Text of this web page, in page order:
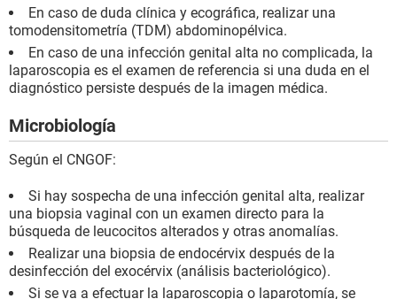
En caso de duda clínica y ecográfica, realizar una
tomodensitometría (TDM) abdominopélvica.
En caso de una infección genital alta no complicada, la
laparoscopia es el examen de referencia si una duda en el
diagnóstico persiste después de la imagen médica.
Microbiología
Según el CNGOF:
Si hay sospecha de una infección genital alta, realizar
una biopsia vaginal con un examen directo para la
búsqueda de leucocitos alterados y otras anomalías.
Realizar una biopsia de endocérvix después de la
desinfección del exocérvix (análisis bacteriológico).
Si se va a efectuar la laparoscopia o laparotomía, se